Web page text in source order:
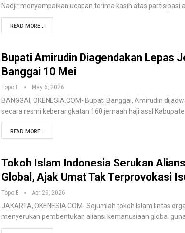
Nadjir menyampaikan ucapan terima kasih atas partisipasi
READ MORE...
Bupati Amirudin Diagendakan Lepas
Banggai 10 Mei
Topo E May 6, 2026
BANGGAI, OKENESIA.COM- Bupati Banggai, Amirudin
secara resmi keberangkatan 160 jemaah haji asal
READ MORE...
Tokoh Islam Indonesia Serukan
Global, Ajak Umat Tak Terprovokasi
Topo E Apr 29, 2026
JAKARTA, OKENESIA.COM- Sejumlah tokoh Islam lintas
menyerukan pembentukan aliansi kemanusiaan global